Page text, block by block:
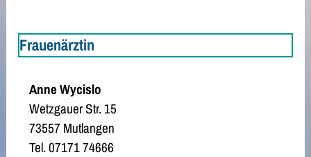
Frauenärztin
Anne Wycislo
Wetzgauer Str. 15
73557 Mutlangen
Tel. 07171 74666